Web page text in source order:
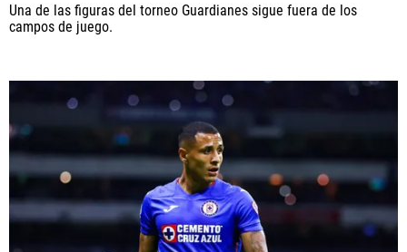
Una de las figuras del torneo Guardianes sigue fuera de los
campos de juego.